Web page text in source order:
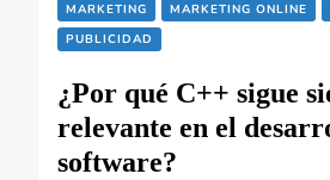
MARKETING MARKETING ONLINE
PUBLICIDAD
¿Por qué C++ sigue
relevante en el
software?